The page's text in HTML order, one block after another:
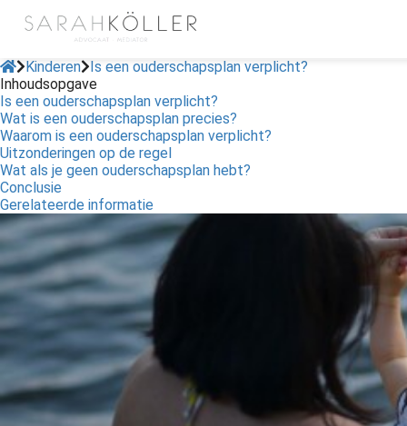
Kinderen
Is een ouderschapsplan verplicht?
Inhoudsopgave
Is een ouderschapsplan verplicht?
Wat is een ouderschapsplan precies?
Waarom is een ouderschapsplan verplicht?
Uitzonderingen op de regel
Wat als je geen ouderschapsplan hebt?
Conclusie
Gerelateerde informatie